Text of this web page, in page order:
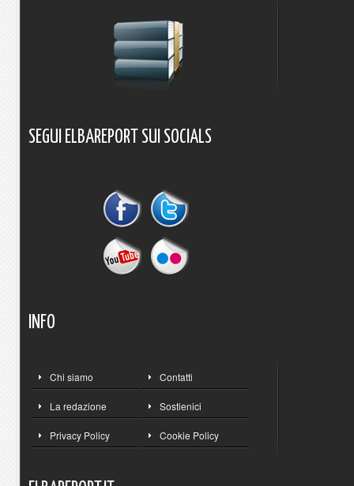
SEGUI ELBAREPORT SUI SOCIALS
INFO
Chi siamo Contatti
La redazione Sostienici
Privacy Policy Cookie Policy